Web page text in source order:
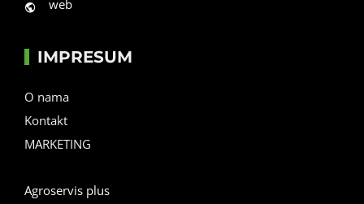
web
IMPRESUM
O nama
Kontakt
MARKETING
Agroservis plus